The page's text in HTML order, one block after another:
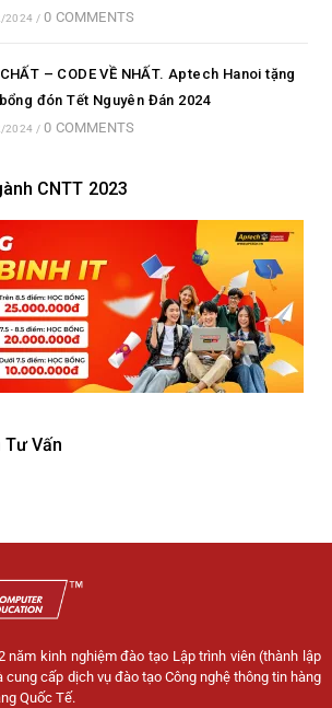
2024 / 0 COMMENTS
– CODE VỀ NHẤT. Aptech Hanoi tặng
đón Tết Nguyên Đán 2024
2024 / 0 COMMENTS
CNTT 2023
Vấn
năm kinh nghiệm đào tạo Lập trình viên (thành lập
cung cấp dịch vụ đào tạo Công nghệ thông tin hàng
Quốc Tế.